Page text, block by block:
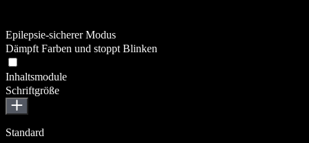
Epilepsie-sicherer Modus
Dämpft Farben und stoppt Blinken
Inhaltsmodule
Schriftgröße
Standard